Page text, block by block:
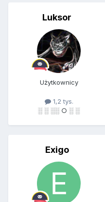
Luksor
Użytkownicy
1,2 tys.
░ ░ ░░ ○ ░ ░
Exigo